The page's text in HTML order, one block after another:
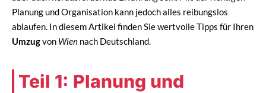
Planung und Organisation kann jedoch alles reibungslos
ablaufen. In diesem Artikel finden Sie wertvolle Tipps für Ihren
Umzugvon Wien nach Deutschland.
Teil 1: Planung und